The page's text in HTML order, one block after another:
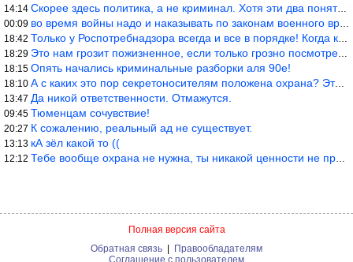
14:14 Скорее здесь политика, а не криминал. Хотя эти два понятия начин
00:09 во время войны надо и наказывать по законам военного времени, а
18:42 Только у Роспотребнадзора всегда и все в порядке! Когда касается
18:29 Это нам грозит пожизненное, если только грозно посмотреть в их с
18:15 Опять начались криминальные разборки аля 90е!
18:10 А с каких это пор секретоносителям положена охрана? Это его зада
13:47 Да никой ответственности. Отмажутся.
09:45 Тюменцам сочувствие!
20:27 К сожалению, реальный ад не существует.
13:13 кА зёл какой то ((
12:12 Тебе вообще охрана не нужна, ты никакой ценности не представляеш
Полная версия сайта
Обратная связь | Правообладателям
Соглашение с пользователем